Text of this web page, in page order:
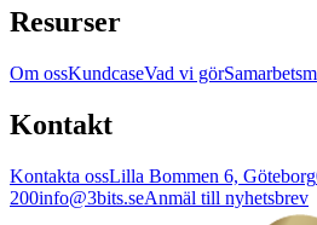
Resurser
Om ossKundcaseVad vi gör
Kontakt
Kontakta ossLilla Bommen 6, Göteborg
200info@3bits.seAnmäl till nyhetsbrev